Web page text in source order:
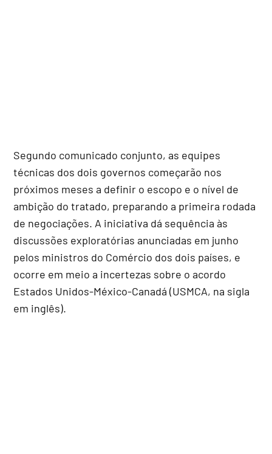
Segundo comunicado conjunto, as equipes
técnicas dos dois governos começarão nos
próximos meses a definir o escopo e o nível de
ambição do tratado, preparando a primeira rodada
de negociações. A iniciativa dá sequência às
discussões exploratórias anunciadas em junho
pelos ministros do Comércio dos dois países, e
ocorre em meio a incertezas sobre o acordo
Estados Unidos-México-Canadá (USMCA, na sigla
em inglês).